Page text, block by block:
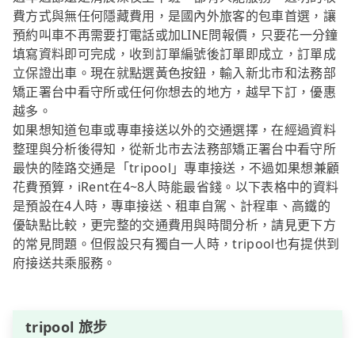
費方式與無任何隱藏費用，是國內外旅客的包車首選，讓
預約叫車不再需要打電話或加LINE問報價，只要花一分鐘
填寫資料即可完成，收到訂單編號後訂單即成立，訂單成
立保證出車。現在就點選黃色按鈕，輸入新北市和法務部
矯正署台中看守所或任何你想去的地方，越早下訂，優惠
越多。
如果想知道包車或專車接送以外的交通選擇，在經過資料
整理與分析後得知，從新北市去法務部矯正署台中看守所
最快的陸路交通是「tripool」專車接送，不過如果想兼顧
花費預算，iRent在4~8人時能最省錢。以下表格中的資料
是預設在4人時，專車接送、租車自駕、計程車、高鐵的
優缺點比較，更完整的交通費用與時間分析，請見更下方
的常見問題。但假設只有獨自一人時，tripool也有提供到
府接送共乘服務。
tripool 旅步